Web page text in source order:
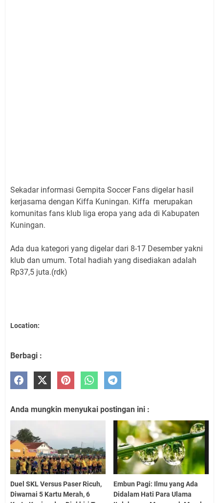
Sekadar informasi Gempita Soccer Fans digelar hasil
kerjasama dengan Kiffa Kuningan. Kiffa merupakan
komunitas fans klub liga eropa yang ada di Kabupaten
Kuningan.
Ada dua kategori yang digelar dari 8-17 Desember yakni
klub dan umum. Total hadiah yang disediakan adalah
Rp37,5 juta.(rdk)
Location:
Berbagi :
Anda mungkin menyukai postingan ini :
Duel SKL Versus Paser Ricuh,
Diwarnai 5 Kartu Merah, 6
Embun Pagi: Ilmu yang Ada
Didalam Hati Para Ulama